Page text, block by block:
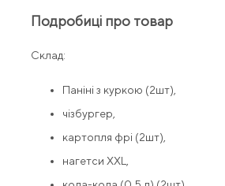
Подробиці про товар
Склад:
Паніні з куркою (2шт),
чізбургер,
картопля фрі (2шт),
нагетси XXL,